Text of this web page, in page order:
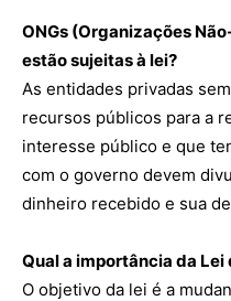
ONGs (Organizações
estão sujeitas à lei?
As entidades privadas
recursos públicos para a
interesse público e que
com o governo devem
dinheiro recebido e sua
Qual a importância da
O objetivo da lei é a